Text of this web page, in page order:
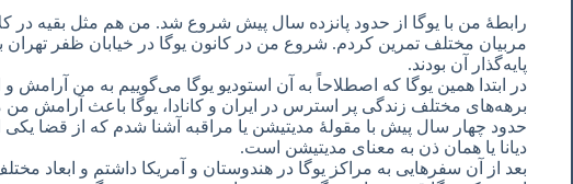
رابطۀ من با یوگا از حدود پانزده سال پیش شروع شد. من هم مثل بقیه در
مربیان مختلف تمرین کردم. شروع من در کانون یوگا در خیابان ظفر
پایه‌گذار آن بودند.
در ابتدا همین یوگا که اصطلاحاً به آن استودیو یوگا می‌گوییم به من آرامش
برهه‌های مختلف زندگی پر استرس در ایران و کانادا، یوگا باعث آرامش
حدود چهار سال پیش با مقولۀ مدیتیشن یا مراقبه آشنا شدم که از قضا
دیانا یا همان ذن به معنای مدیتیشن است.
بعد از آن سفرهایی به مراکز یوگا در هندوستان و آمریکا داشتم و ابعاد